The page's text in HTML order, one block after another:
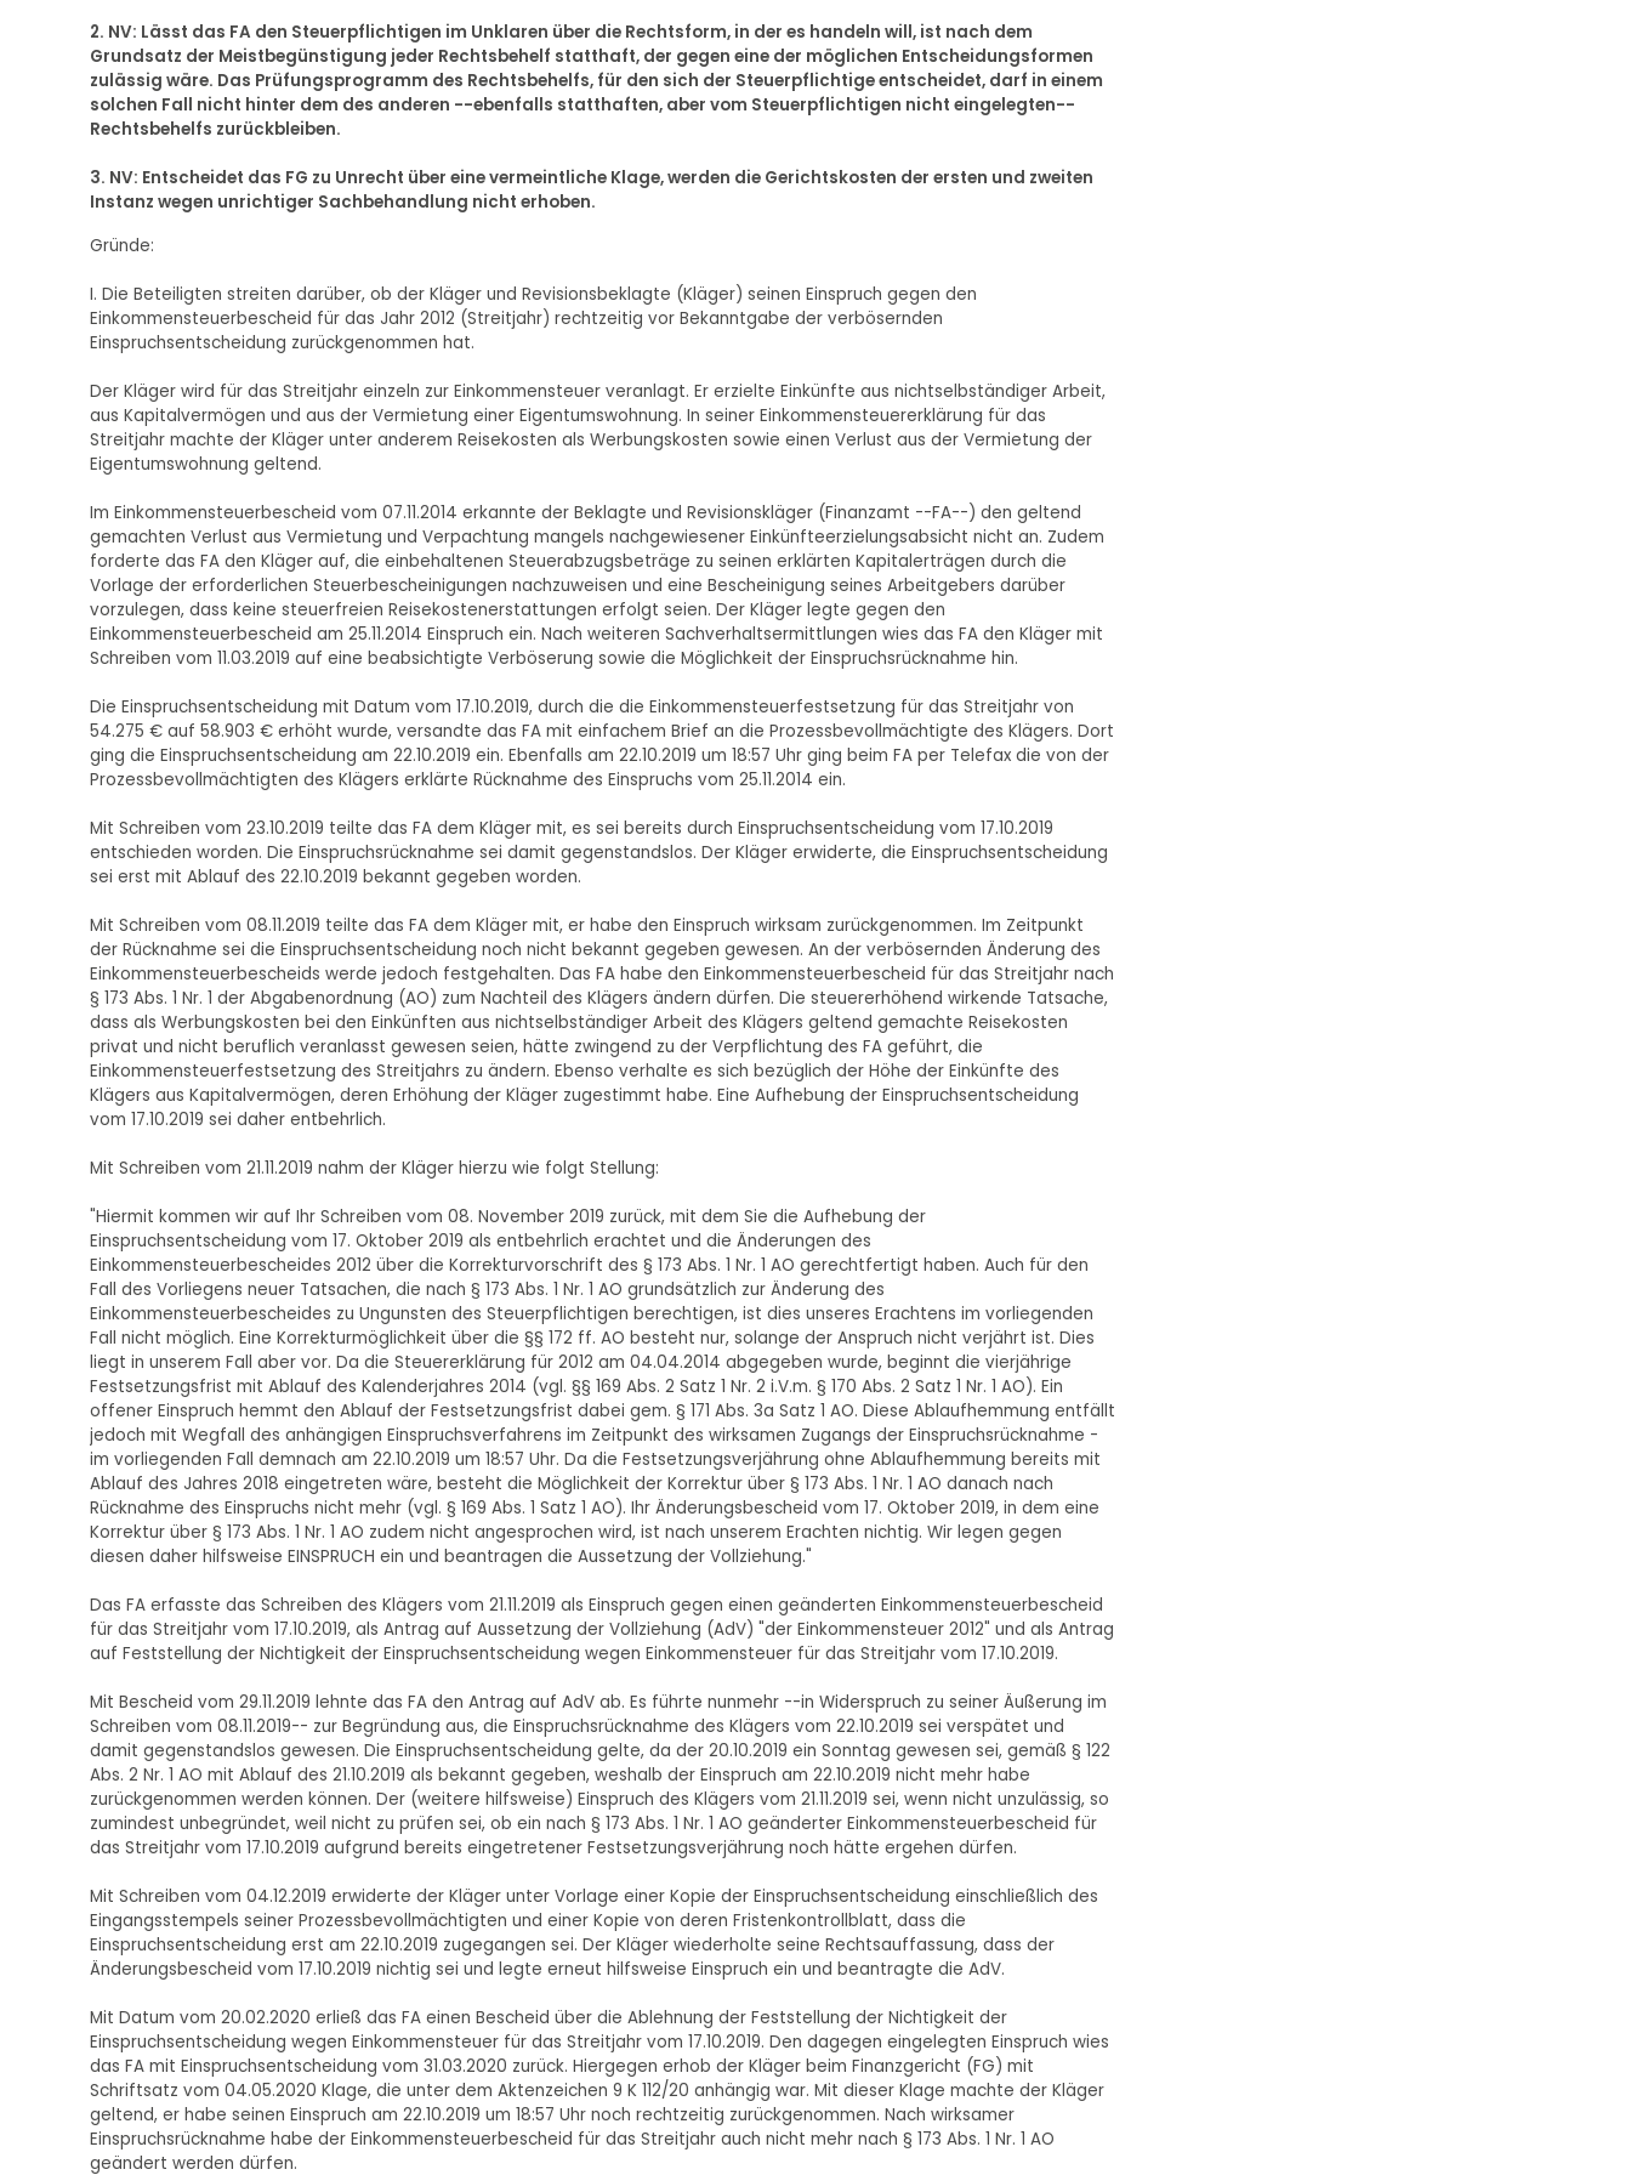
2. NV: Lässt das FA den Steuerpflichtigen im Unklaren über die Rechtsform, in der es handeln will, ist nach dem
Grundsatz der Meistbegünstigung jeder Rechtsbehelf statthaft, der gegen eine der möglichen Entscheidungsformen
zulässig wäre. Das Prüfungsprogramm des Rechtsbehelfs, für den sich der Steuerpflichtige entscheidet, darf in einem
solchen Fall nicht hinter dem des anderen --ebenfalls statthaften, aber vom Steuerpflichtigen nicht eingelegten--
Rechtsbehelfs zurückbleiben.
3. NV: Entscheidet das FG zu Unrecht über eine vermeintliche Klage, werden die Gerichtskosten der ersten und zweiten
Instanz wegen unrichtiger Sachbehandlung nicht erhoben.
Gründe:
I. Die Beteiligten streiten darüber, ob der Kläger und Revisionsbeklagte (Kläger) seinen Einspruch gegen den
Einkommensteuerbescheid für das Jahr 2012 (Streitjahr) rechtzeitig vor Bekanntgabe der verbösernden
Einspruchsentscheidung zurückgenommen hat.
Der Kläger wird für das Streitjahr einzeln zur Einkommensteuer veranlagt. Er erzielte Einkünfte aus nichtselbständiger Arbeit,
aus Kapitalvermögen und aus der Vermietung einer Eigentumswohnung. In seiner Einkommensteuererklärung für das
Streitjahr machte der Kläger unter anderem Reisekosten als Werbungskosten sowie einen Verlust aus der Vermietung der
Eigentumswohnung geltend.
Im Einkommensteuerbescheid vom 07.11.2014 erkannte der Beklagte und Revisionskläger (Finanzamt --FA--) den geltend
gemachten Verlust aus Vermietung und Verpachtung mangels nachgewiesener Einkünfteerzielungsabsicht nicht an. Zudem
forderte das FA den Kläger auf, die einbehaltenen Steuerabzugsbeträge zu seinen erklärten Kapitalerträgen durch die
Vorlage der erforderlichen Steuerbescheinigungen nachzuweisen und eine Bescheinigung seines Arbeitgebers darüber
vorzulegen, dass keine steuerfreien Reisekostenerstattungen erfolgt seien. Der Kläger legte gegen den
Einkommensteuerbescheid am 25.11.2014 Einspruch ein. Nach weiteren Sachverhaltsermittlungen wies das FA den Kläger mit
Schreiben vom 11.03.2019 auf eine beabsichtigte Verböserung sowie die Möglichkeit der Einspruchsrücknahme hin.
Die Einspruchsentscheidung mit Datum vom 17.10.2019, durch die die Einkommensteuerfestsetzung für das Streitjahr von
54.275 € auf 58.903 € erhöht wurde, versandte das FA mit einfachem Brief an die Prozessbevollmächtigte des Klägers. Dort
ging die Einspruchsentscheidung am 22.10.2019 ein. Ebenfalls am 22.10.2019 um 18:57 Uhr ging beim FA per Telefax die von der
Prozessbevollmächtigten des Klägers erklärte Rücknahme des Einspruchs vom 25.11.2014 ein.
Mit Schreiben vom 23.10.2019 teilte das FA dem Kläger mit, es sei bereits durch Einspruchsentscheidung vom 17.10.2019
entschieden worden. Die Einspruchsrücknahme sei damit gegenstandslos. Der Kläger erwiderte, die Einspruchsentscheidung
sei erst mit Ablauf des 22.10.2019 bekannt gegeben worden.
Mit Schreiben vom 08.11.2019 teilte das FA dem Kläger mit, er habe den Einspruch wirksam zurückgenommen. Im Zeitpunkt
der Rücknahme sei die Einspruchsentscheidung noch nicht bekannt gegeben gewesen. An der verbösernden Änderung des
Einkommensteuerbescheids werde jedoch festgehalten. Das FA habe den Einkommensteuerbescheid für das Streitjahr nach
§ 173 Abs. 1 Nr. 1 der Abgabenordnung (AO) zum Nachteil des Klägers ändern dürfen. Die steuererhöhend wirkende Tatsache,
dass als Werbungskosten bei den Einkünften aus nichtselbständiger Arbeit des Klägers geltend gemachte Reisekosten
privat und nicht beruflich veranlasst gewesen seien, hätte zwingend zu der Verpflichtung des FA geführt, die
Einkommensteuerfestsetzung des Streitjahrs zu ändern. Ebenso verhalte es sich bezüglich der Höhe der Einkünfte des
Klägers aus Kapitalvermögen, deren Erhöhung der Kläger zugestimmt habe. Eine Aufhebung der Einspruchsentscheidung
vom 17.10.2019 sei daher entbehrlich.
Mit Schreiben vom 21.11.2019 nahm der Kläger hierzu wie folgt Stellung:
"Hiermit kommen wir auf Ihr Schreiben vom 08. November 2019 zurück, mit dem Sie die Aufhebung der
Einspruchsentscheidung vom 17. Oktober 2019 als entbehrlich erachtet und die Änderungen des
Einkommensteuerbescheides 2012 über die Korrekturvorschrift des § 173 Abs. 1 Nr. 1 AO gerechtfertigt haben. Auch für den
Fall des Vorliegens neuer Tatsachen, die nach § 173 Abs. 1 Nr. 1 AO grundsätzlich zur Änderung des
Einkommensteuerbescheides zu Ungunsten des Steuerpflichtigen berechtigen, ist dies unseres Erachtens im vorliegenden
Fall nicht möglich. Eine Korrekturmöglichkeit über die §§ 172 ff. AO besteht nur, solange der Anspruch nicht verjährt ist. Dies
liegt in unserem Fall aber vor. Da die Steuererklärung für 2012 am 04.04.2014 abgegeben wurde, beginnt die vierjährige
Festsetzungsfrist mit Ablauf des Kalenderjahres 2014 (vgl. §§ 169 Abs. 2 Satz 1 Nr. 2 i.V.m. § 170 Abs. 2 Satz 1 Nr. 1 AO). Ein
offener Einspruch hemmt den Ablauf der Festsetzungsfrist dabei gem. § 171 Abs. 3a Satz 1 AO. Diese Ablaufhemmung entfällt
jedoch mit Wegfall des anhängigen Einspruchsverfahrens im Zeitpunkt des wirksamen Zugangs der Einspruchsrücknahme -
im vorliegenden Fall demnach am 22.10.2019 um 18:57 Uhr. Da die Festsetzungsverjährung ohne Ablaufhemmung bereits mit
Ablauf des Jahres 2018 eingetreten wäre, besteht die Möglichkeit der Korrektur über § 173 Abs. 1 Nr. 1 AO danach nach
Rücknahme des Einspruchs nicht mehr (vgl. § 169 Abs. 1 Satz 1 AO). Ihr Änderungsbescheid vom 17. Oktober 2019, in dem eine
Korrektur über § 173 Abs. 1 Nr. 1 AO zudem nicht angesprochen wird, ist nach unserem Erachten nichtig. Wir legen gegen
diesen daher hilfsweise EINSPRUCH ein und beantragen die Aussetzung der Vollziehung."
Das FA erfasste das Schreiben des Klägers vom 21.11.2019 als Einspruch gegen einen geänderten Einkommensteuerbescheid
für das Streitjahr vom 17.10.2019, als Antrag auf Aussetzung der Vollziehung (AdV) "der Einkommensteuer 2012" und als Antrag
auf Feststellung der Nichtigkeit der Einspruchsentscheidung wegen Einkommensteuer für das Streitjahr vom 17.10.2019.
Mit Bescheid vom 29.11.2019 lehnte das FA den Antrag auf AdV ab. Es führte nunmehr --in Widerspruch zu seiner Äußerung im
Schreiben vom 08.11.2019-- zur Begründung aus, die Einspruchsrücknahme des Klägers vom 22.10.2019 sei verspätet und
damit gegenstandslos gewesen. Die Einspruchsentscheidung gelte, da der 20.10.2019 ein Sonntag gewesen sei, gemäß § 122
Abs. 2 Nr. 1 AO mit Ablauf des 21.10.2019 als bekannt gegeben, weshalb der Einspruch am 22.10.2019 nicht mehr habe
zurückgenommen werden können. Der (weitere hilfsweise) Einspruch des Klägers vom 21.11.2019 sei, wenn nicht unzulässig, so
zumindest unbegründet, weil nicht zu prüfen sei, ob ein nach § 173 Abs. 1 Nr. 1 AO geänderter Einkommensteuerbescheid für
das Streitjahr vom 17.10.2019 aufgrund bereits eingetretener Festsetzungsverjährung noch hätte ergehen dürfen.
Mit Schreiben vom 04.12.2019 erwiderte der Kläger unter Vorlage einer Kopie der Einspruchsentscheidung einschließlich des
Eingangsstempels seiner Prozessbevollmächtigten und einer Kopie von deren Fristenkontrollblatt, dass die
Einspruchsentscheidung erst am 22.10.2019 zugegangen sei. Der Kläger wiederholte seine Rechtsauffassung, dass der
Änderungsbescheid vom 17.10.2019 nichtig sei und legte erneut hilfsweise Einspruch ein und beantragte die AdV.
Mit Datum vom 20.02.2020 erließ das FA einen Bescheid über die Ablehnung der Feststellung der Nichtigkeit der
Einspruchsentscheidung wegen Einkommensteuer für das Streitjahr vom 17.10.2019. Den dagegen eingelegten Einspruch wies
das FA mit Einspruchsentscheidung vom 31.03.2020 zurück. Hiergegen erhob der Kläger beim Finanzgericht (FG) mit
Schriftsatz vom 04.05.2020 Klage, die unter dem Aktenzeichen 9 K 112/20 anhängig war. Mit dieser Klage machte der Kläger
geltend, er habe seinen Einspruch am 22.10.2019 um 18:57 Uhr noch rechtzeitig zurückgenommen. Nach wirksamer
Einspruchsrücknahme habe der Einkommensteuerbescheid für das Streitjahr auch nicht mehr nach § 173 Abs. 1 Nr. 1 AO
geändert werden dürfen.